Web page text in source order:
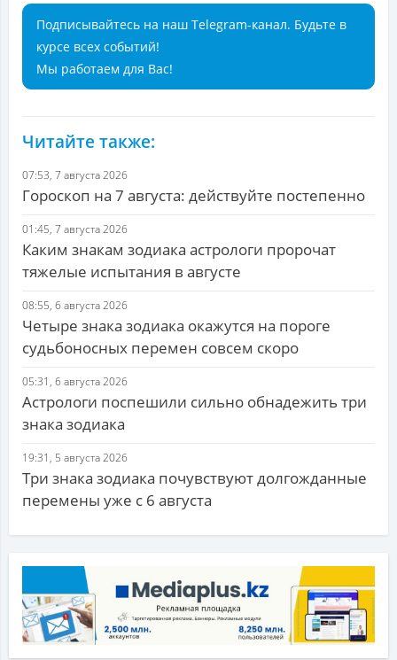
Подписывайтесь на наш Telegram-канал. Будьте в
курсе всех событий!
Мы работаем для Вас!
Читайте также:
07:53, 7 августа 2026
Гороскоп на 7 августа: действуйте постепенно
01:45, 7 августа 2026
Каким знакам зодиака астрологи пророчат
тяжелые испытания в августе
08:55, 6 августа 2026
Четыре знака зодиака окажутся на пороге
судьбоносных перемен совсем скоро
05:31, 6 августа 2026
Астрологи поспешили сильно обнадежить три
знака зодиака
19:31, 5 августа 2026
Три знака зодиака почувствуют долгожданные
перемены уже с 6 августа